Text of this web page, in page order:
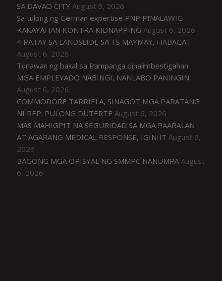
SA DAVAO CITY August 6, 2026
Sa tulong ng German expertise PNP PINALAWIG
KAKAYAHAN KONTRA KIDNAPPING August 6, 2026
4 PATAY SA LANDSLIDE SA TS MAYMAY, HABAGAT
August 6, 2026
Tunawan ng bakal sa Pampanga pinaiimbestigahan
MGA EMPLEYADO NABINGI, NANLABO PANINGIN
August 6, 2026
COMMODORE TARRIELA, SINAGOT MGA PARATANG
NI REP. PULONG DUTERTE August 6, 2026
MAS MAHIGPIT NA SEGURIDAD SA MGA PAARALAN
AT AGARANG MEDICAL RESPONSE, IGINIIT August 6,
2026
BAGONG MGA OPISYAL NG SMMPC NANUMPA August
6, 2026